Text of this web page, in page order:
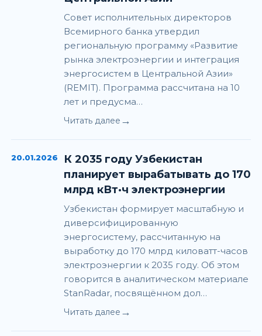
Совет исполнительных директоров
Всемирного банка утвердил
региональную программу «Развитие
рынка электроэнергии и интеграция
энергосистем в Центральной Азии»
(REMIT). Программа рассчитана на 10
лет и предусма…
Читать далее →
20.01.2026
К 2035 году Узбекистан
планирует вырабатывать до 170
млрд кВт·ч электроэнергии
Узбекистан формирует масштабную и
диверсифицированную
энергосистему, рассчитанную на
выработку до 170 млрд киловатт-часов
электроэнергии к 2035 году. Об этом
говорится в аналитическом материале
StanRadar, посвящённом дол…
Читать далее →